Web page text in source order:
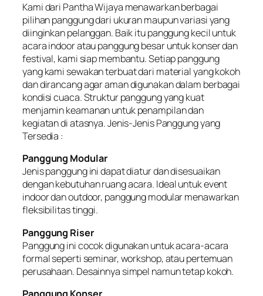
Kami dari Pantha Wijaya menawarkan berbagai
pilihan panggung dari ukuran maupun variasi yang
diinginkan pelanggan. Baik itu panggung kecil untuk
acara indoor atau panggung besar untuk konser dan
festival, kami siap membantu. Setiap panggung
yang kami sewakan terbuat dari material yang kokoh
dan dirancang agar aman digunakan dalam berbagai
kondisi cuaca. Struktur panggung yang kuat
menjamin keamanan untuk penampilan dan
kegiatan di atasnya. Jenis-Jenis Panggung yang
Tersedia :
Panggung Modular
Jenis panggung ini dapat diatur dan disesuaikan
dengan kebutuhan ruang acara. Ideal untuk event
indoor dan outdoor, panggung modular menawarkan
fleksibilitas tinggi.
Panggung Riser
Panggung ini cocok digunakan untuk acara-acara
formal seperti seminar, workshop, atau pertemuan
perusahaan. Desainnya simpel namun tetap kokoh.